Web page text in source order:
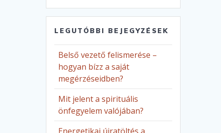
LEGUTÓBBI BEJEGYZÉSEK
Belső vezető felismerése –
hogyan bízz a saját
megérzéseidben?
Mit jelent a spirituális
önfegyelem valójában?